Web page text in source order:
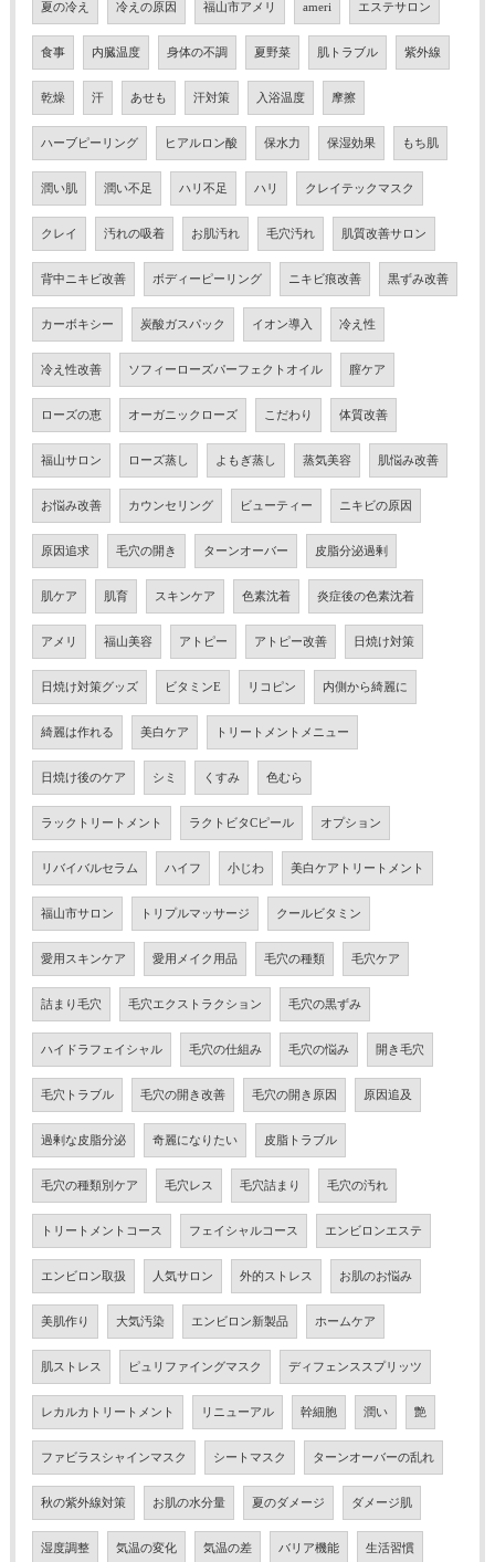
夏の冷え 冷えの原因 福山市アメリ ameri エステサロン
食事 内臓温度 身体の不調 夏野菜 肌トラブル 紫外線
乾燥 汗 あせも 汗対策 入浴温度 摩擦
ハーブピーリング ヒアルロン酸 保水力 保湿効果 もち肌
潤い肌 潤い不足 ハリ不足 ハリ クレイテックマスク
クレイ 汚れの吸着 お肌汚れ 毛穴汚れ 肌質改善サロン
背中ニキビ改善 ボディーピーリング ニキビ痕改善 黒ずみ改善
カーボキシー 炭酸ガスパック イオン導入 冷え性
冷え性改善 ソフィーローズパーフェクトオイル 膣ケア
ローズの恵 オーガニックローズ こだわり 体質改善
福山サロン ローズ蒸し よもぎ蒸し 蒸気美容 肌悩み改善
お悩み改善 カウンセリング ビューティー ニキビの原因
原因追求 毛穴の開き ターンオーバー 皮脂分泌過剰
肌ケア 肌育 スキンケア 色素沈着 炎症後の色素沈着
アメリ 福山美容 アトピー アトピー改善 日焼け対策
日焼け対策グッズ ビタミンE リコピン 内側から綺麗に
綺麗は作れる 美白ケア トリートメントメニュー
日焼け後のケア シミ くすみ 色むら
ラックトリートメント ラクトビタCピール オプション
リバイバルセラム ハイフ 小じわ 美白ケアトリートメント
福山市サロン トリプルマッサージ クールビタミン
愛用スキンケア 愛用メイク用品 毛穴の種類 毛穴ケア
詰まり毛穴 毛穴エクストラクション 毛穴の黒ずみ
ハイドラフェイシャル 毛穴の仕組み 毛穴の悩み 開き毛穴
毛穴トラブル 毛穴の開き改善 毛穴の開き原因 原因追及
過剰な皮脂分泌 奇麗になりたい 皮脂トラブル
毛穴の種類別ケア 毛穴レス 毛穴詰まり 毛穴の汚れ
トリートメントコース フェイシャルコース エンビロンエステ
エンビロン取扱 人気サロン 外的ストレス お肌のお悩み
美肌作り 大気汚染 エンビロン新製品 ホームケア
肌ストレス ピュリファイングマスク ディフェンススプリッツ
レカルカトリートメント リニューアル 幹細胞 潤い 艶
ファビラスシャインマスク シートマスク ターンオーバーの乱れ
秋の紫外線対策 お肌の水分量 夏のダメージ ダメージ肌
湿度調整 気温の変化 気温の差 バリア機能 生活習慣